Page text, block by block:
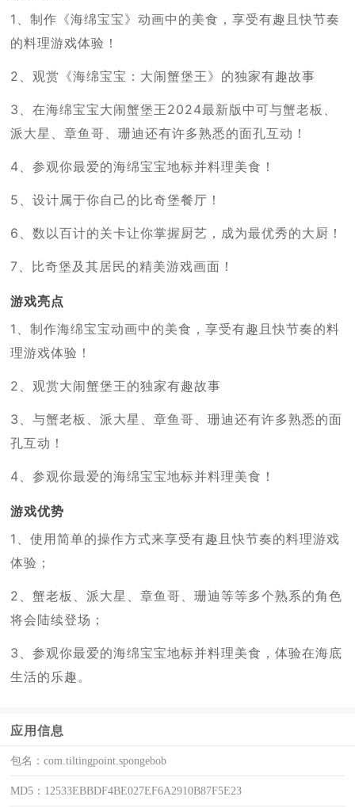
1、制作《海绵宝宝》动画中的美食，享受有趣且快节奏
的料理游戏体验！
2、观赏《海绵宝宝：大闹蟹堡王》的独家有趣故事
3、在海绵宝宝大闹蟹堡王2024最新版中可与蟹老板、
派大星、章鱼哥、珊迪还有许多熟悉的面孔互动！
4、参观你最爱的海绵宝宝地标并料理美食！
5、设计属于你自己的比奇堡餐厅！
6、数以百计的关卡让你掌握厨艺，成为最优秀的大厨！
7、比奇堡及其居民的精美游戏画面！
游戏亮点
1、制作海绵宝宝动画中的美食，享受有趣且快节奏的料
理游戏体验！
2、观赏大闹蟹堡王的独家有趣故事
3、与蟹老板、派大星、章鱼哥、珊迪还有许多熟悉的面
孔互动！
4、参观你最爱的海绵宝宝地标并料理美食！
游戏优势
1、使用简单的操作方式来享受有趣且快节奏的料理游戏
体验；
2、蟹老板、派大星、章鱼哥、珊迪等等多个熟系的角色
将会陆续登场；
3、参观你最爱的海绵宝宝地标并料理美食，体验在海底
生活的乐趣。
应用信息
包名：com.tiltingpoint.spongebob
MD5： 12533EBBDF4BE027EF6A2910B87F5E23